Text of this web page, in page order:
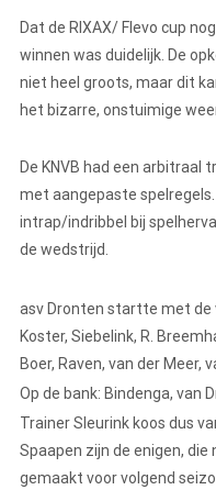
Dat de RIXAX/ Flevo cup
winnen was duidelijk. De
niet heel groots, maar dit
het bizarre, onstuimige
De KNVB had een arbitraal
met aangepaste
intrap/indribbel bij
de wedstrijd.
asv Dronten startte met de
Koster, Siebelink, R.
Boer, Raven, van der Meer,
Op de bank: Bindenga, van
Trainer Sleurink koos dus
Spaapen zijn de enigen, die
gemaakt voor volgend